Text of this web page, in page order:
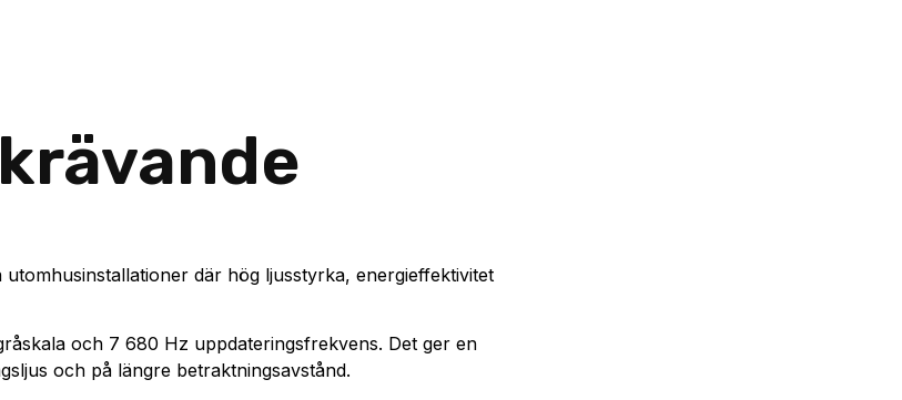
där hög ljusstyrka, energieffektivitet
och 7 680 Hz uppdateringsfrekvens. Det ger en
och på längre betraktningsavstånd.